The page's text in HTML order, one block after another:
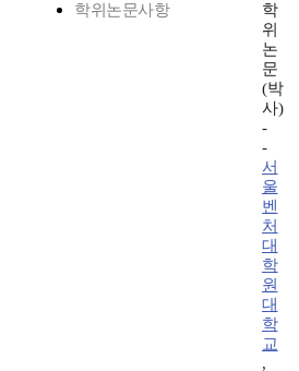
학위논문사항
학
위
논
문
(박
사)
-
-
서
울
벤
처
대
학
원
대
학
교
,